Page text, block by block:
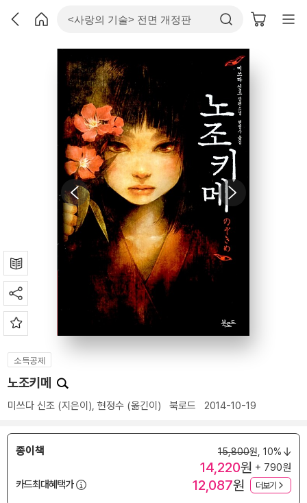
소득공제
노조키메
미쓰다 신조 (지은이),현정수 (옮긴이) 북로드 2014-10-19
종이책 15,800원, 10%
14,220원 + 790원
카드최대혜택가
12,087원 더보기